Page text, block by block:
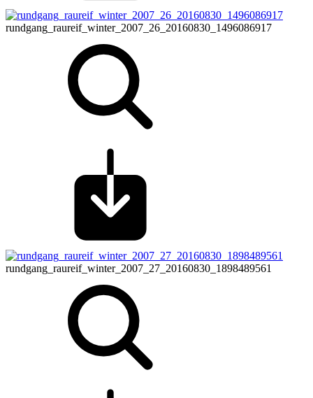
rundgang_raureif_winter_2007_26_20160830_1496086917
rundgang_raureif_winter_2007_27_20160830_1898489561